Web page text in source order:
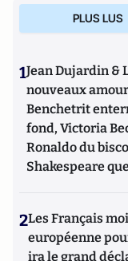
PLUS LUS
1Jean Dujardin &
nouveaux
Benchetrit
fond, Victoria
Ronaldo du
Shakespeare
2Les Français
européenne
ira le grand